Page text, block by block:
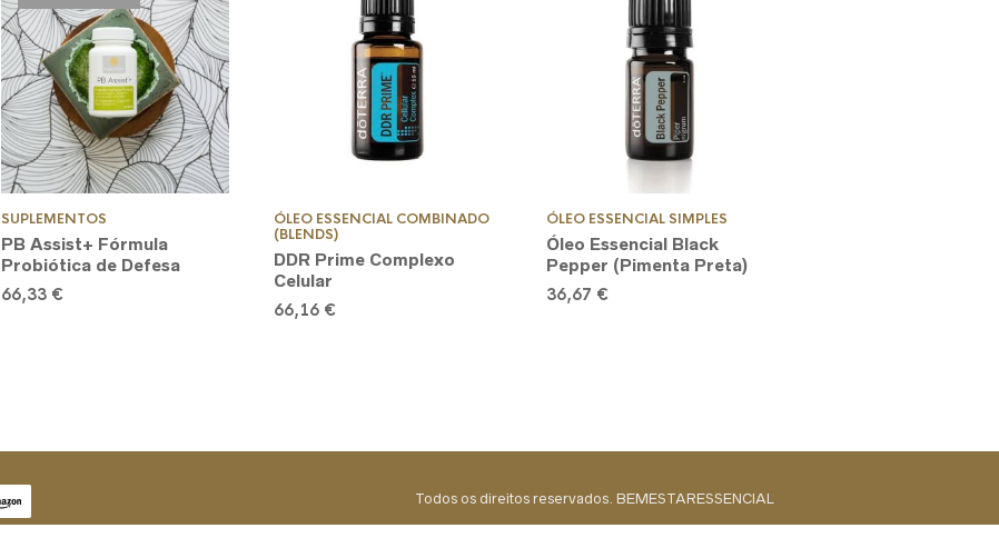
SUPLEMENTOS
PB Assist+ Fórmula
Probiótica de Defesa
66,33 €
ÓLEO ESSENCIAL COMBINADO
(BLENDS)
DDR Prime Complexo
Celular
66,16 €
ÓLEO ESSENCIAL SIMPLES
Óleo Essencial Black
Pepper (Pimenta Preta)
36,67 €
Todos os direitos reservados. BEMESTARESSENCIAL